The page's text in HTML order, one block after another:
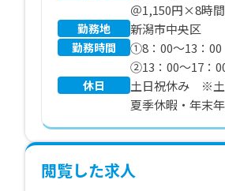
＠1,150円×8時
※別途 残業代、
勤務地 新潟市中央区
勤務時間
①8：00～13：00
②13：00～17：
休日
土日祝休み ※土
夏季休暇・年末
年間休日110日
閲覧した求人